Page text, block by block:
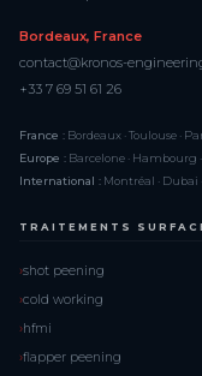
Bordeaux, France
contact@kronos-
+33 7 69 51 61 26
France : Bordeaux · Toulouse ·
Europe : Barcelone · Hambourg
International : Montréal · Dubai
TRAITEMENTS
shot peening
cold working
hfmi
flapper peening